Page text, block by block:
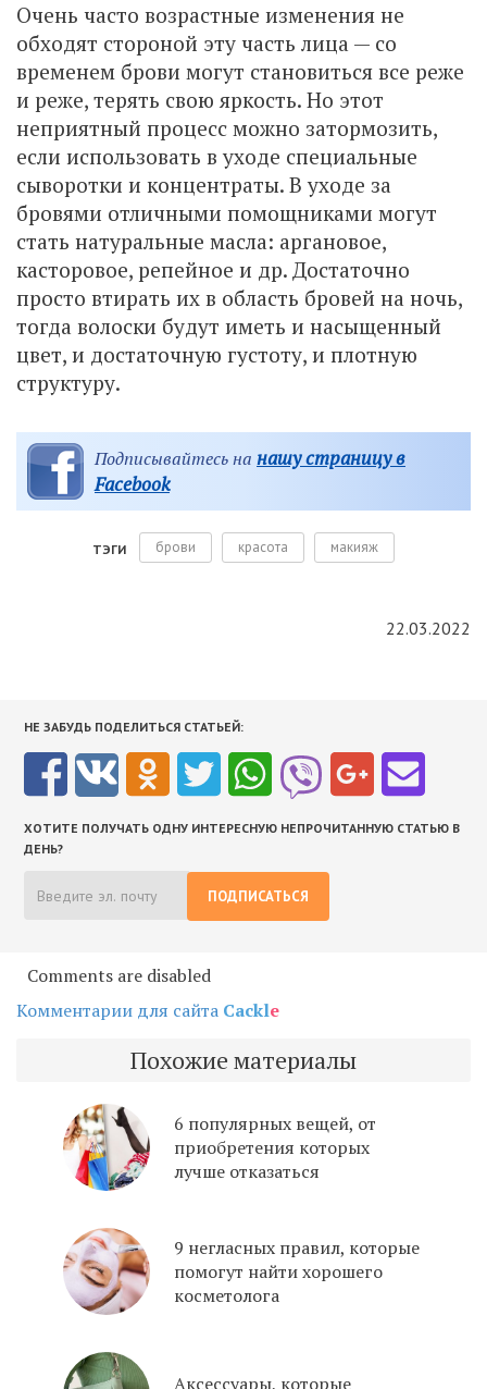
Очень часто возрастные изменения не
обходят стороной эту часть лица — со
временем брови могут становиться все реже
и реже, терять свою яркость. Но этот
неприятный процесс можно затормозить,
если использовать в уходе специальные
сыворотки и концентраты. В уходе за
бровями отличными помощниками могут
стать натуральные масла: аргановое,
касторовое, репейное и др. Достаточно
просто втирать их в область бровей на ночь,
тогда волоски будут иметь и насыщенный
цвет, и достаточную густоту, и плотную
структуру.
Подписывайтесь на нашу страницу в
Facebook
ТЭГИ брови красота макияж
22.03.2022
НЕ ЗАБУДЬ ПОДЕЛИТЬСЯ СТАТЬЕЙ:
ХОТИТЕ ПОЛУЧАТЬ ОДНУ ИНТЕРЕСНУЮ НЕПРОЧИТАННУЮ СТАТЬЮ В
ДЕНЬ?
ПОДПИСАТЬСЯ
Comments are disabled
Комментарии для сайта Cackle
Похожие материалы
6 популярных вещей, от
приобретения которых
лучше отказаться
9 негласных правил, которые
помогут найти хорошего
косметолога
Аксессуары, которые